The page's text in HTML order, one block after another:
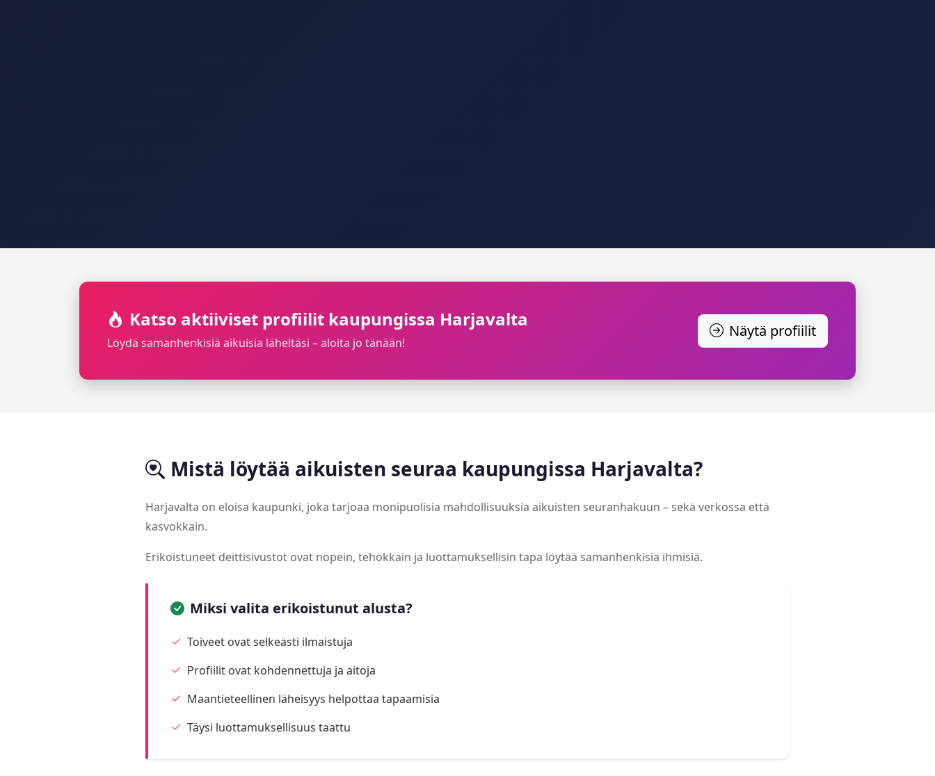
Katso aktiiviset profiilit kaupungissa Harjavalta
Löydä samanhenkisiä aikuisia läheltäsi – aloita jo tänään!
Näytä profiilit
Mistä löytää aikuisten seuraa kaupungissa Harjavalta?
Harjavalta on eloisa kaupunki, joka tarjoaa monipuolisia mahdollisuuksia aikuisten seuranhakuun – sekä verkossa että
kasvokkain.
Erikoistuneet deittisivustot ovat nopein, tehokkain ja luottamuksellisin tapa löytää samanhenkisiä ihmisiä.
Miksi valita erikoistunut alusta?
Toiveet ovat selkeästi ilmaistuja
Profiilit ovat kohdennettuja ja aitoja
Maantieteellinen läheisyys helpottaa tapaamisia
Täysi luottamuksellisuus taattu